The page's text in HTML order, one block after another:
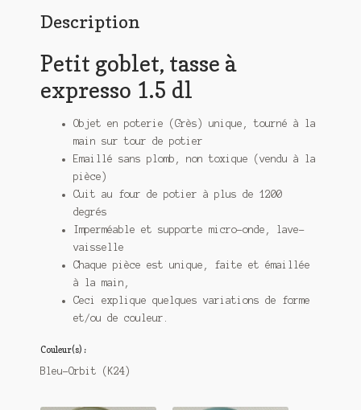
Description
Petit goblet, tasse à
expresso 1.5 dl
Objet en poterie (Grès) unique, tourné à la
main sur tour de potier
Emaillé sans plomb, non toxique (vendu à la
pièce)
Cuit au four de potier à plus de 1200
degrés
Imperméable et supporte micro-onde, lave-
vaisselle
Chaque pièce est unique, faite et émaillée
à la main,
Ceci explique quelques variations de forme
et/ou de couleur.
Couleur(s) :
Bleu-Orbit (K24)